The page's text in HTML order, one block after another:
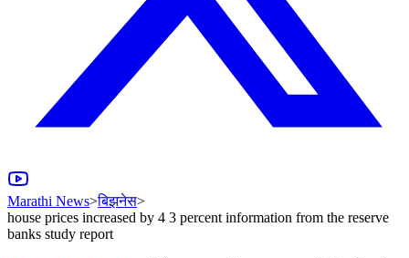
Marathi News>बिझनेस>
house prices increased by 4 3 percent information from the reserve
banks study report